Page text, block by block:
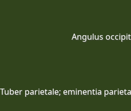
Tuber parietale; eminentia
Angulus